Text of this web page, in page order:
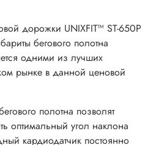
дорожки UNIXFIT™ ST-650P
бегового полотна
одними из лучших
рынке в данной ценовой
полотна позволят
оптимальный угол наклона
кардиодатчик постоянно